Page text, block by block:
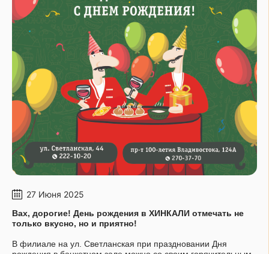
27 Июня 2025
Вах, дорогие! День рождения в ХИНКАЛИ отмечать не
только вкусно, но и приятно!
В филиале на ул. Светланская при праздновании Дня